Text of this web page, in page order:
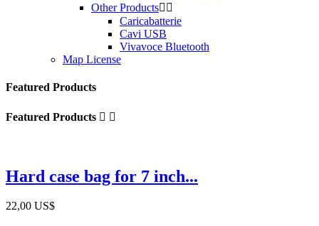
Other Products 
Caricabatterie
Cavi USB
Vivavoce Bluetooth
Map License
Featured Products
Featured Products  
Hard case bag for 7 inch...
22,00 US$